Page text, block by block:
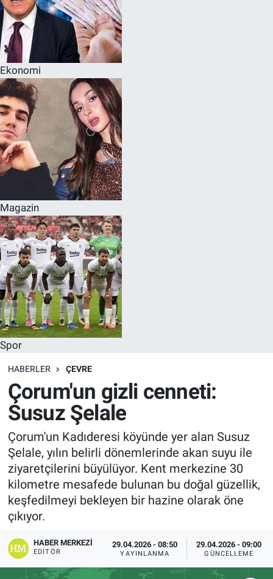
Ekonomi
Magazin
Spor
HABERLER ÇEVRE
Çorum'un gizli cenneti:
Susuz Şelale
Çorum'un Kadıderesi köyünde yer alan Susuz
Şelale, yılın belirli dönemlerinde akan suyu ile
ziyaretçilerini büyülüyor. Kent merkezine 30
kilometre mesafede bulunan bu doğal güzellik,
keşfedilmeyi bekleyen bir hazine olarak öne
çıkıyor.
HABER MERKEZI
EDITÖR
29.04.2026 - 08:50
YAYINLANMA
29.04.2026 - 09:00
GÜNCELLEME